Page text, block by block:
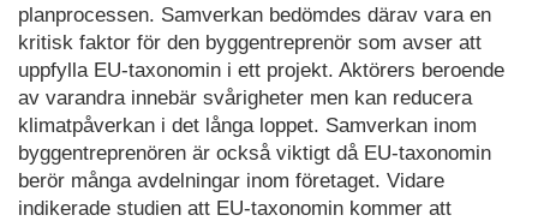
planprocessen. Samverkan bedömdes därav vara en
kritisk faktor för den byggentreprenör som avser att
uppfylla EU-taxonomin i ett projekt. Aktörers beroende
av varandra innebär svårigheter men kan reducera
klimatpåverkan i det långa loppet. Samverkan inom
byggentreprenören är också viktigt då EU-taxonomin
berör många avdelningar inom företaget. Vidare
indikerade studien att EU-taxonomin kommer att